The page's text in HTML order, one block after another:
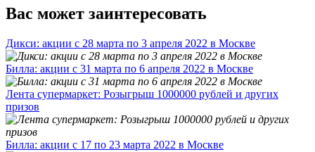
Вас может заинтересовать
Дикси: акции с 28 марта по 3 апреля 2022 в Москве
Билла: акции с 31 марта по 6 апреля 2022 в Москве
Лента супермаркет: Розыгрыш 1000000 рублей и других
призов
Билла: акции с 17 по 23 марта 2022 в Москве